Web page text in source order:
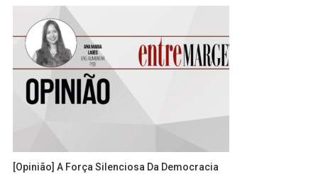
[Opinião] A Força Silenciosa Da Democracia